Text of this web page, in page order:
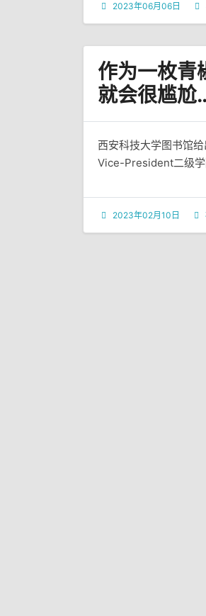
2023年06月06日
作为一枚青
就会很尴
西安科技大学图书馆
Vice-President二级学
2023年02月10日